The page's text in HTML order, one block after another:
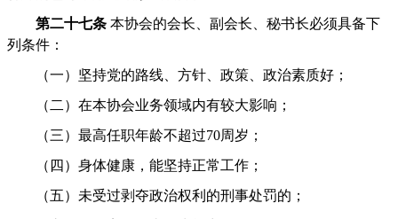
第二十七条 本协会的会长、副会长、秘书长必须具备下
列条件：
（一）坚持党的路线、方针、政策、政治素质好；
（二）在本协会业务领域内有较大影响；
（三）最高任职年龄不超过70周岁；
（四）身体健康，能坚持正常工作；
（五）未受过剥夺政治权利的刑事处罚的；